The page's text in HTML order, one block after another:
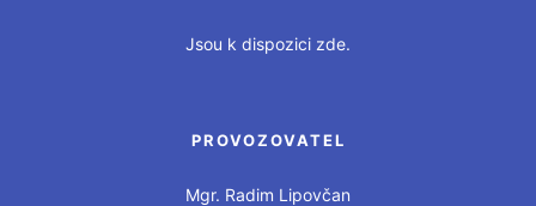
Jsou k dispozici zde.
PROVOZOVATEL
Mgr. Radim Lipovčan